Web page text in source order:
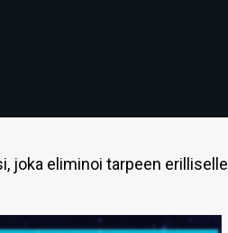
joka eliminoi tarpeen erilliselle